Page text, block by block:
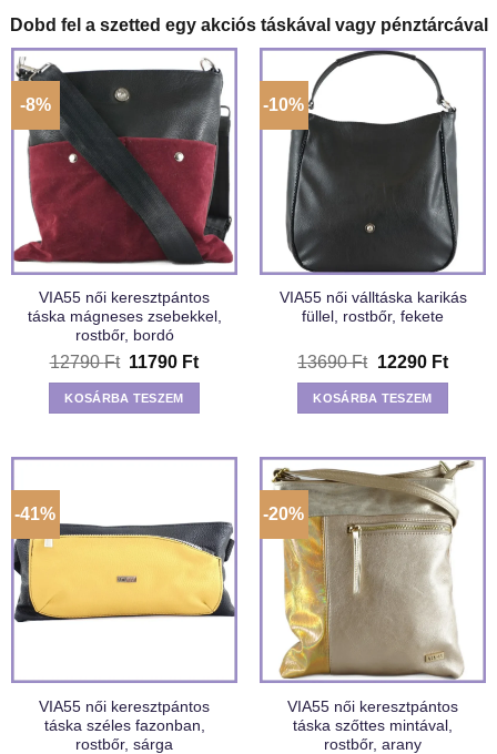
Dobd fel a szetted egy akciós táskával vagy pénztárcával
-8%
VIA55 női keresztpántos
táska mágneses zsebekkel,
rostbőr, bordó
12790Ft Original
price
was:
12790 Ft.
11790 FtCurrent
price
11790 Ft.
KOSÁRBA TESZEM
-10%
VIA55 női válltáska karikás
füllel, rostbőr, fekete
13690Ft Original
price
was:
13690 Ft.
12290 Ft
price
KOSÁRBA TESZEM
-41%
VIA55 női keresztpántos
táska széles fazonban,
rostbőr, sárga
-20%
VIA55 női keresztpántos
táska szőttes mintával,
rostbőr, arany